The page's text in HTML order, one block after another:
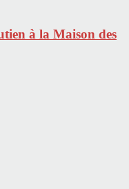
à la Maison des